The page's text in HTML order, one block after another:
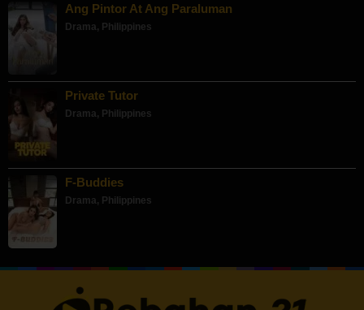
Ang Pintor At Ang Paraluman
Drama, Philippines
Private Tutor
Drama, Philippines
F-Buddies
Drama, Philippines